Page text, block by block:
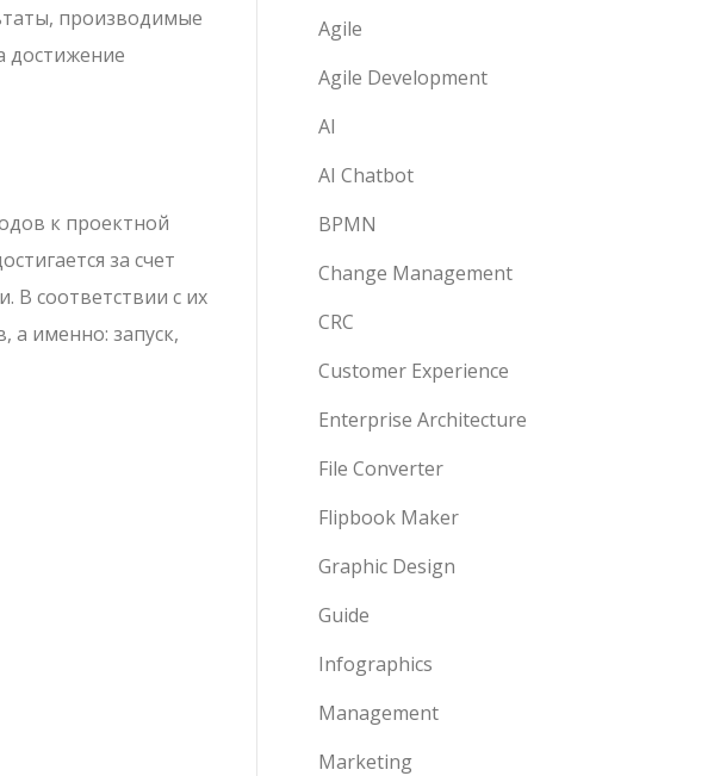
производимые
достижение
к проектной
за счет
В соответствии с их
а именно: запуск,
Agile
Agile Development
AI
AI Chatbot
BPMN
Change Management
CRC
Customer Experience
Enterprise Architecture
File Converter
Flipbook Maker
Graphic Design
Guide
Infographics
Management
Marketing